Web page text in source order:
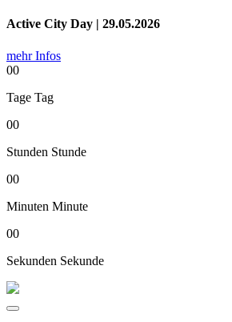
Active City Day | 29.05.2026
mehr Infos
00
Tage Tag
00
Stunden Stunde
00
Minuten Minute
00
Sekunden Sekunde